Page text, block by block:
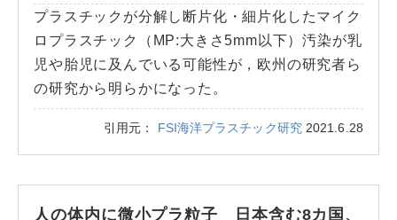
プラスチックが分解し断片化・細片化したマイク
ロプラスチック（MP:大きさ5mm以下）汚染が乳
児や胎児に及んでいる可能性が，欧州の研究者ら
の研究から明らかになった。
引用元： FSI海洋プラスチック研究2021.6.28
人の体内に微小プラ粒子 日本含む8カ国、